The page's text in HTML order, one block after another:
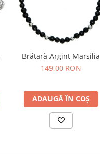
Brătară Argint Marsilia
149,00 RON
ADAUGĂ ÎN COȘ